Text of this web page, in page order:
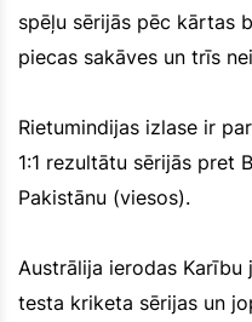
spēļu sērijās pēc kārtas
piecas sakāves un trīs
Rietumindijas izlase ir
1:1 rezultātu sērijās pret
Pakistānu (viesos).
Austrālija ierodas
testa kriketa sērijas un